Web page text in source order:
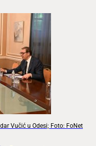
Vučić u Odesi; Foto: FoNet